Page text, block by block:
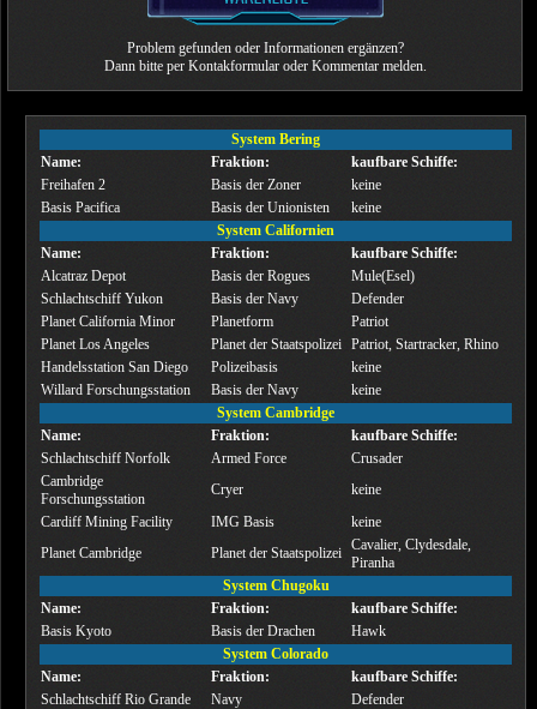
Problem gefunden oder Informationen ergänzen?
Dann bitte per Kontakformular oder Kommentar melden.
System Bering
Name:
Fraktion:
kaufbare Schiffe:
Freihafen 2
Basis der Zoner
keine
Basis Pacifica
Basis der Unionisten
keine
System Californien
Name:
Fraktion:
kaufbare Schiffe:
Alcatraz Depot
Basis der Rogues
Mule(Esel)
Schlachtschiff Yukon
Basis der Navy
Defender
Planet California Minor
Planetform
Patriot
Planet Los Angeles
Planet der Staatspolizei Patriot, Startracker, Rhino
Handelsstation San Diego
Polizeibasis
keine
Willard Forschungsstation
Basis der Navy
keine
System Cambridge
Name:
Fraktion:
kaufbare Schiffe:
Schlachtschiff Norfolk
Armed Force
Crusader
Cambridge
Forschungsstation
Cryer
keine
Cardiff Mining Facility
IMG Basis
keine
Planet Cambridge
Planet der Staatspolizei Cavalier, Clydesdale,
Piranha
System Chugoku
Name:
Fraktion:
kaufbare Schiffe:
Basis Kyoto
Basis der Drachen
Hawk
System Colorado
Name:
Fraktion:
kaufbare Schiffe:
Schlachtschiff Rio Grande
Navy
Defender